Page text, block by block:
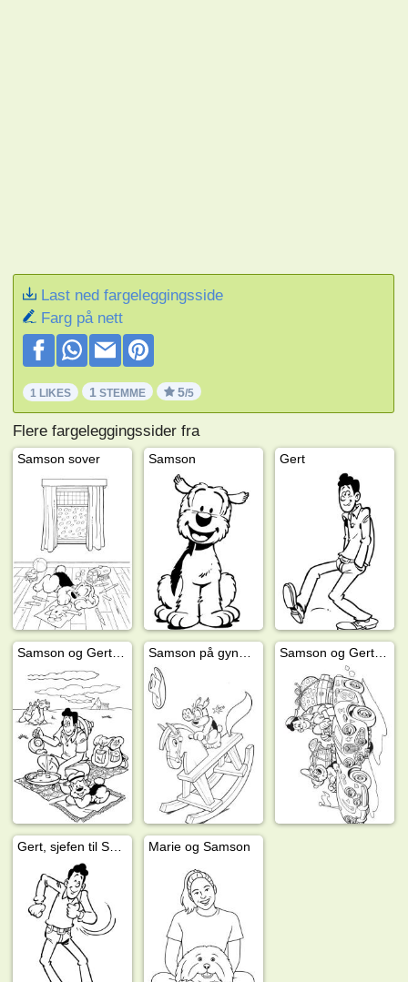
Last ned fargeleggingsside
Farg på nett
1 LIKES 1 STEMME 5/5
Flere fargeleggingssider fra
Samson sover Samson Gert
Marie og Samson